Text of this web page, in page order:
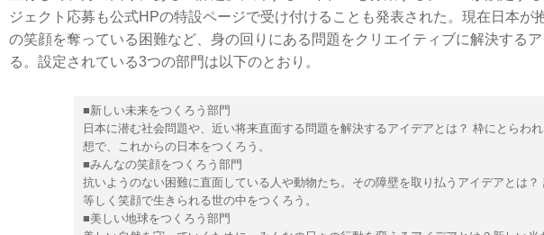
ジェクト応募も公式HPの特設ページで受け付けることも発表された。現在日本が
の笑顔を奪っている困難など、身の回りにある問題をクリエイティブに解決する
る。設定されている3つの部門は以下のとおり。
■新しい未来をつくろう部門
日本に潜む社会問題や、近い将来直面する問題を解決するアイデアとは？ 枠にとらわ
想で、これからの日本をつくろう。
■みんなの笑顔をつくろう部門
抗いようのない困難に直面している人や動物たち。その障壁を取り払うアイデアとは？
等しく笑顔で生きられる世の中をつくろう。
■美しい地球をつくろう部門